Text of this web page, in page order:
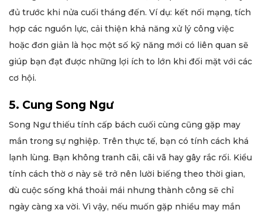
đủ trước khi nửa cuối tháng đến. Ví dụ: kết nối mạng, tích
hợp các nguồn lực, cải thiện khả năng xử lý công việc
hoặc đơn giản là học một số kỹ năng mới có liên quan sẽ
giúp bạn đạt được những lợi ích to lớn khi đối mặt với các
cơ hội.
5. Cung Song Ngư
Song Ngư thiếu tính cấp bách cuối cùng cũng gặp may
mắn trong sự nghiệp. Trên thực tế, bạn có tính cách khá
lạnh lùng. Bạn không tranh cãi, cãi vã hay gây rắc rối. Kiểu
tính cách thờ ơ này sẽ trở nên lười biếng theo thời gian,
dù cuộc sống khá thoải mái nhưng thành công sẽ chỉ
ngày càng xa vời. Vì vậy, nếu muốn gặp nhiều may mắn